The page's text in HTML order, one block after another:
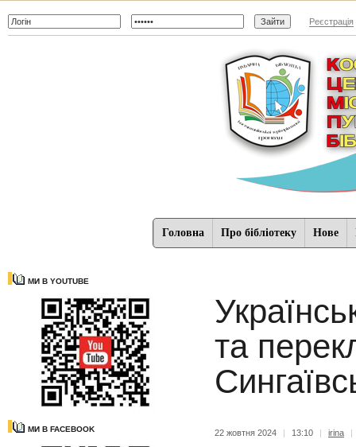
Реєстрація
Головна Про бібліотеку Нове
МИ В YOUTUBE
МИ В FACEBOOK
та
22 жовтня 2024 | 13:10 | irina |